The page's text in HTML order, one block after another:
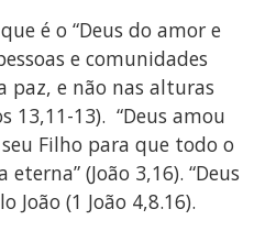
é o “Deus do amor e
e comunidades
paz, e não nas alturas
13,11-13). “Deus amou
Filho para que todo o
(João 3,16). “Deus
João (1 João 4,8.16).